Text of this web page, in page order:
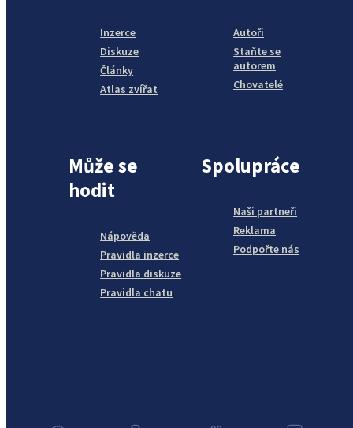
Inzerce
Diskuze
Články
Atlas zvířat
Autoři
Staňte se
autorem
Chovatelé
Může se
hodit
Nápověda
Pravidla inzerce
Pravidla diskuze
Pravidla chatu
Spolupráce
Naši partneři
Reklama
Podpořte nás